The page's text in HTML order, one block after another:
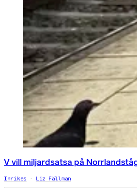
V vill miljardsatsa på
Inrikes Liz Fällman